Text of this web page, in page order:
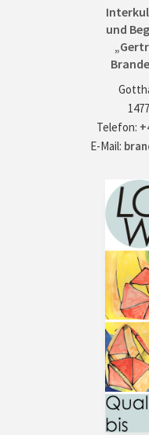
und
Telefon:
E-Mail: